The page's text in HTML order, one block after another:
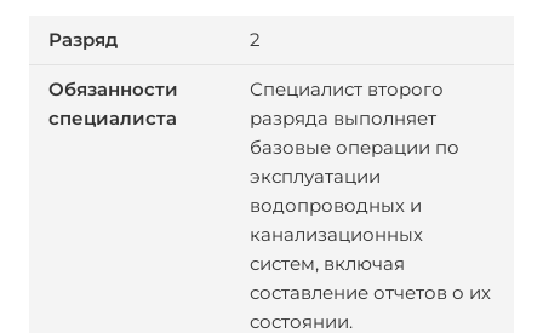
2
Специалист второго
разряда выполняет
базовые операции по
эксплуатации
водопроводных и
канализационных
систем, включая
составление отчетов о их
состоянии.